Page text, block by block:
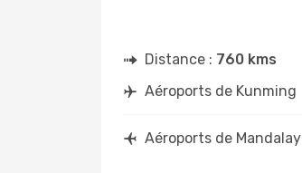
Distance : 760 kms
Aéroports de Kunming
Aéroports de Mandalay